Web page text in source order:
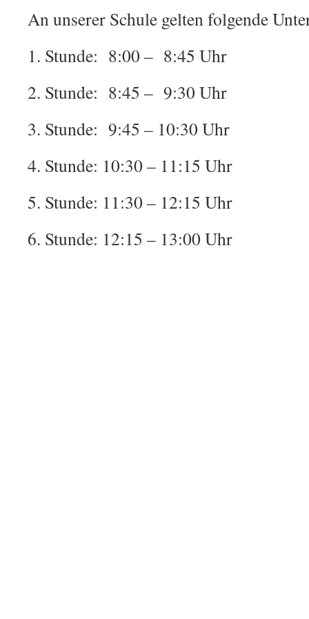
An unserer Schule gelten folgende
1. Stunde: 8:00 – 8:45 Uhr
2. Stunde: 8:45 – 9:30 Uhr
3. Stunde: 9:45 – 10:30 Uhr
4. Stunde: 10:30 – 11:15 Uhr
5. Stunde: 11:30 – 12:15 Uhr
6. Stunde: 12:15 – 13:00 Uhr